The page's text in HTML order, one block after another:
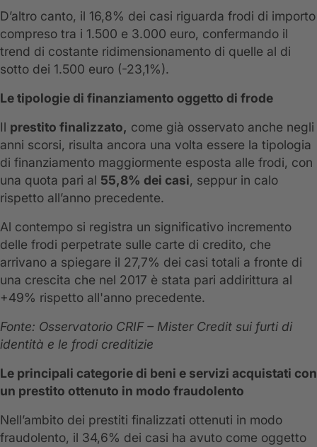
D’altro canto, il 16,8% dei casi riguarda frodi di importo
compreso tra i 1.500 e 3.000 euro, confermando il
trend di costante ridimensionamento di quelle al di
sotto dei 1.500 euro (-23,1%).
Le tipologie di finanziamento oggetto di frode
Il prestito finalizzato, come già osservato anche negli
anni scorsi, risulta ancora una volta essere la tipologia
di finanziamento maggiormente esposta alle frodi, con
una quota pari al 55,8% dei casi, seppur in calo
rispetto all’anno precedente.
Al contempo si registra un significativo incremento
delle frodi perpetrate sulle carte di credito, che
arrivano a spiegare il 27,7% dei casi totali a fronte di
una crescita che nel 2017 è stata pari addirittura al
+49% rispetto all'anno precedente.
Fonte: Osservatorio CRIF – Mister Credit sui furti di
identità e le frodi creditizie
Le principali categorie di beni e servizi acquistati con
un prestito ottenuto in modo fraudolento
Nell’ambito dei prestiti finalizzati ottenuti in modo
fraudolento, il 34,6% dei casi ha avuto come oggetto